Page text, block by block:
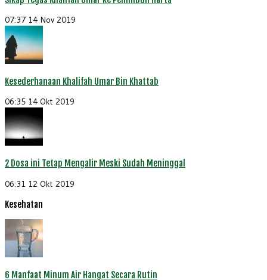
07:37 14 Nov 2019
Kesederhanaan Khalifah Umar Bin Khattab
06:35 14 Okt 2019
2 Dosa ini Tetap Mengalir Meski Sudah Meninggal
06:31 12 Okt 2019
Kesehatan
6 Manfaat Minum Air Hangat Secara Rutin